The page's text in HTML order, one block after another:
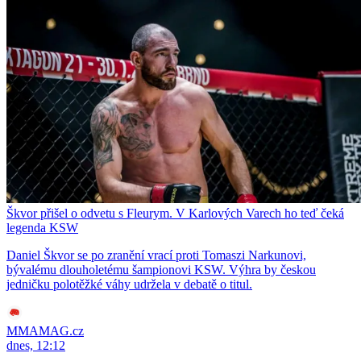
Škvor přišel o odvetu s Fleurym. V Karlových Varech ho teď čeká
legenda KSW
Daniel Škvor se po zranění vrací proti Tomaszi Narkunovi,
bývalému dlouholetému šampionovi KSW. Výhra by českou
jedničku polotěžké váhy udržela v debatě o titul.
MMAMAG.cz
dnes, 12:12